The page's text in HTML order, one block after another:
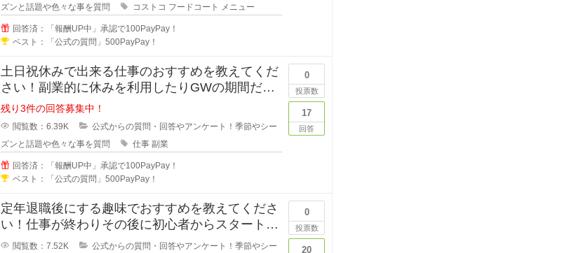
ズンと話題や色々な事を質問
コストコ フードコート メニュー
回答済：「報酬UP中」承認で100PayPay！
ベスト：「公式の質問」500PayPay！
土日祝休みで出来る仕事のおすすめを教えてくだ
さい！副業的に休みを利用したりGWの期間だけ
の短期バイトなどで仕事をしたい場
残り3件の回答募集中！
閲覧数：6.39K
公式からの質問・回答やアンケート！季節やシー
ズンと話題や色々な事を質問
仕事 副業
回答済：「報酬UP中」承認で100PayPay！
ベスト：「公式の質問」500PayPay！
0
投票数
17
回答
定年退職後にする趣味でおすすめを教えてくださ
い！仕事が終わりその後に初心者からスタートし
ても楽しめる趣味があれば教えてく
閲覧数：7.52K
公式からの質問・回答やアンケート！季節やシー
0
投票数
20